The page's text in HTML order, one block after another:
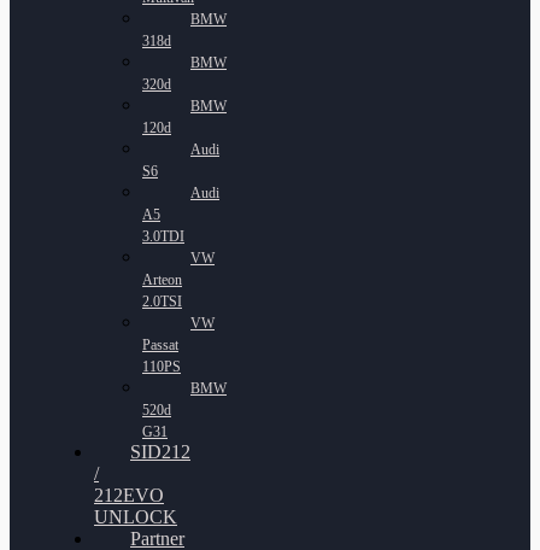
BMW
318d
BMW
320d
BMW
120d
Audi
S6
Audi
A5
3.0TDI
VW
Arteon
2.0TSI
VW
Passat
110PS
BMW
520d
G31
SID212
/
212EVO
UNLOCK
Partner